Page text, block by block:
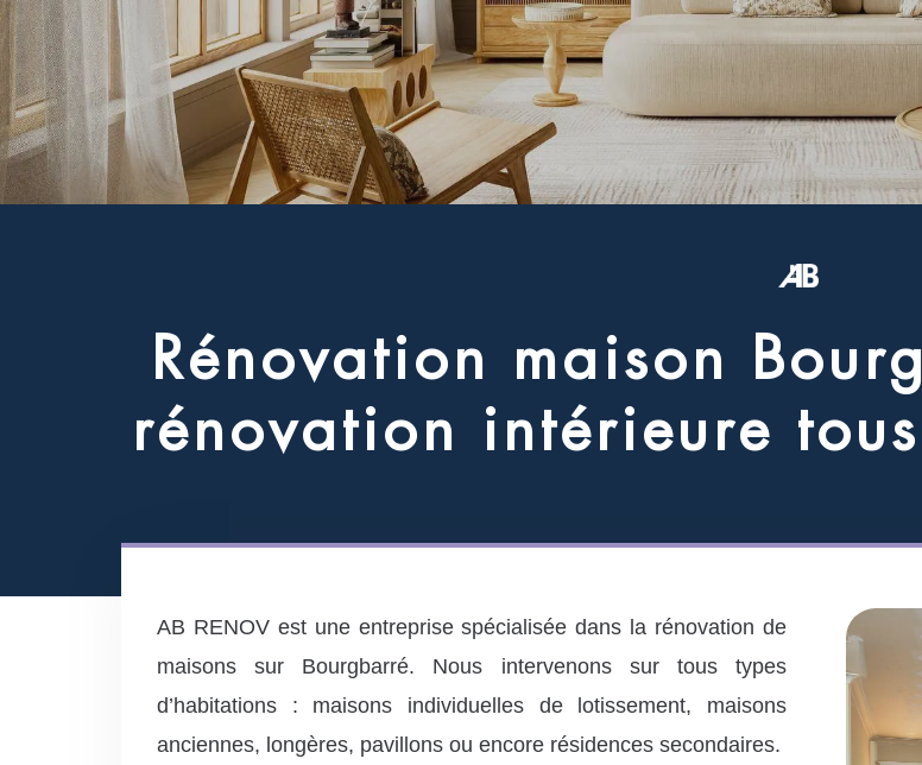
Rénovation maison Bourg
rénovation intérieure tous
AB RENOV est une entreprise spécialisée dans la rénovation de
maisons sur Bourgbarré. Nous intervenons sur tous types
d’habitations : maisons individuelles de lotissement, maisons
anciennes, longères, pavillons ou encore résidences secondaires.